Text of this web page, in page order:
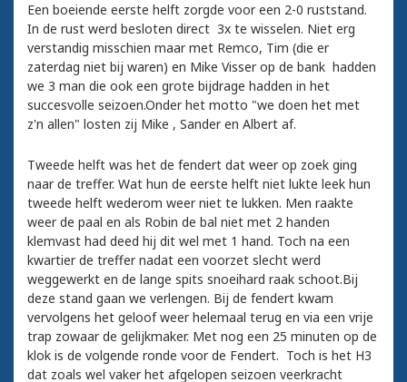
Een boeiende eerste helft zorgde voor een 2-0 ruststand.
In de rust werd besloten direct 3x te wisselen. Niet erg
verstandig misschien maar met Remco, Tim (die er
zaterdag niet bij waren) en Mike Visser op de bank hadden
we 3 man die ook een grote bijdrage hadden in het
succesvolle seizoen.Onder het motto "we doen het met
z'n allen" losten zij Mike , Sander en Albert af.
Tweede helft was het de fendert dat weer op zoek ging
naar de treffer. Wat hun de eerste helft niet lukte leek hun
tweede helft wederom weer niet te lukken. Men raakte
weer de paal en als Robin de bal niet met 2 handen
klemvast had deed hij dit wel met 1 hand. Toch na een
kwartier de treffer nadat een voorzet slecht werd
weggewerkt en de lange spits snoeihard raak schoot.Bij
deze stand gaan we verlengen. Bij de fendert kwam
vervolgens het geloof weer helemaal terug en via een vrije
trap zowaar de gelijkmaker. Met nog een 25 minuten op de
klok is de volgende ronde voor de Fendert. Toch is het H3
dat zoals wel vaker het afgelopen seizoen veerkracht